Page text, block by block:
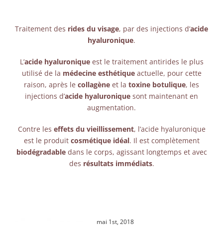
Traitement des rides du visage, par des injections d’acide
hyaluronique.
L’acide hyaluroniqueest le traitement antirides le plus
utilisé de la médecine esthétiqueactuelle, pour cette
raison, après le collagène et la toxine botulique, les
injections d’acide hyaluronique sont maintenant en
augmentation.
Contre les effets du vieillissement, l’acide hyaluronique
est le produit cosmétique idéal. Il est complètement
biodégradabledans le corps, agissant longtemps et avec
des résultats immédiats.
mai 1st, 2018